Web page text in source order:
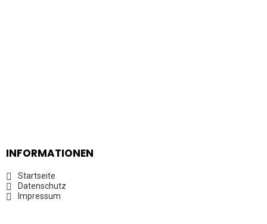
INFORMATIONEN
Startseite
Datenschutz
Impressum